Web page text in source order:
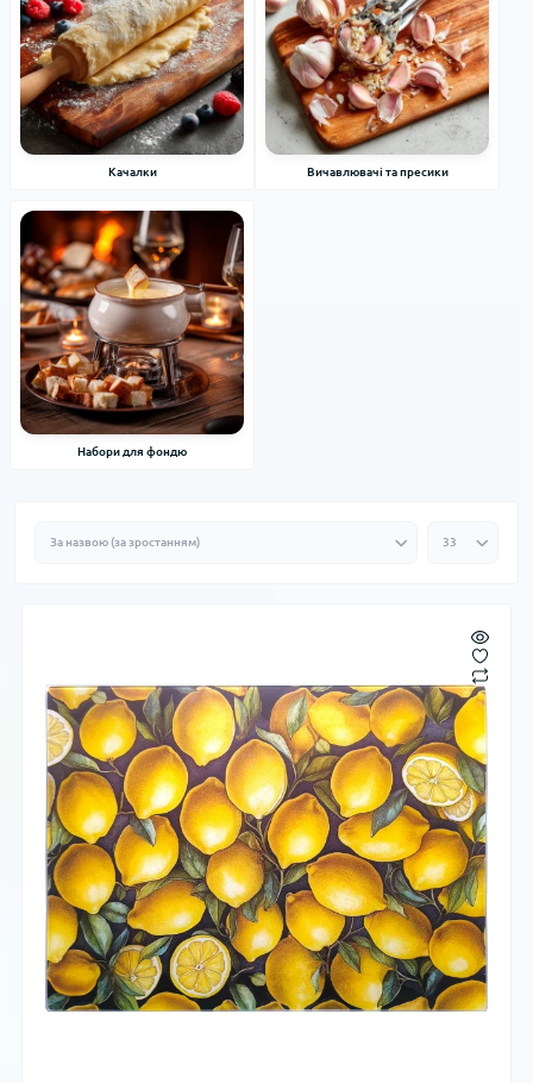
Качалки Вичавлювачі та пресики
Набори для фондю